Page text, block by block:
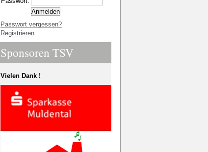
Passwort vergessen?
Registrieren
Sponsoren TSV
Vielen Dank !